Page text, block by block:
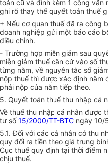
toán cũ và đính kèm 1 công văn
ghi rõ thay thế quyết toán thuế
+ Nếu cơ quan thuế đã ra công
doanh nghiệp gửi một báo cáo
điều chỉnh.
- Trường hợp miễn giảm sau
miễn giảm thuế căn cứ vào số
từng năm, về nguyên tắc số
nộp thuế thì được xác định năm
phải nộp của năm tiếp theo.
5. Quyết toán thuế thu nhập cá
Về thuế thu nhập cá nhân được
tư số15/2000/TT-BTC ngày 10/
5.1. Đối với các cá nhân có thu
quy đổi ra tiền theo giá trung
Cục thuế quy định tại thời điểm
chịu thuế.